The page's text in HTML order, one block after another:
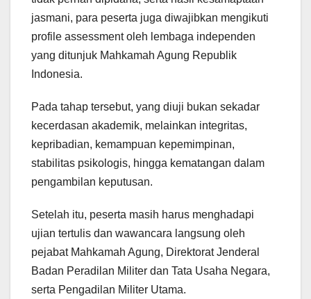
jasmani, para peserta juga diwajibkan mengikuti
profile assessment oleh lembaga independen
yang ditunjuk Mahkamah Agung Republik
Indonesia.
Pada tahap tersebut, yang diuji bukan sekadar
kecerdasan akademik, melainkan integritas,
kepribadian, kemampuan kepemimpinan,
stabilitas psikologis, hingga kematangan dalam
pengambilan keputusan.
Setelah itu, peserta masih harus menghadapi
ujian tertulis dan wawancara langsung oleh
pejabat Mahkamah Agung, Direktorat Jenderal
Badan Peradilan Militer dan Tata Usaha Negara,
serta Pengadilan Militer Utama.